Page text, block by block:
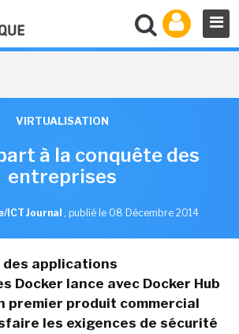
VIRTUALISATION
à la conquête des
entreprises
ICT Journal , publié le 08 Décembre 2014
applications
Docker lance avec Docker Hub
premier produit commercial
les exigences de sécurité